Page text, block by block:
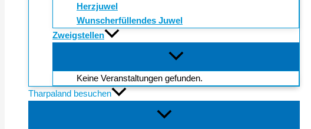
Herzjuwel
Wunscherfüllendes Juwel
Zweigstellen
Keine Veranstaltungen gefunden.
Tharpaland besuchen